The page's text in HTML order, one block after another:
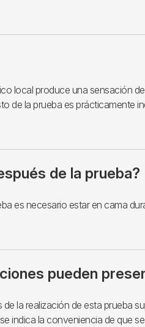
local produce una sensación
de la prueba es prácticamente
de la prueba?
es necesario estar en cama
pueden
la realización de esta prueba
indica la conveniencia de que